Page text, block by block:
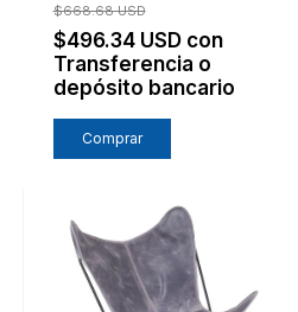
$668.68 USD
$496.34 USD con
Transferencia o
depósito bancario
Comprar